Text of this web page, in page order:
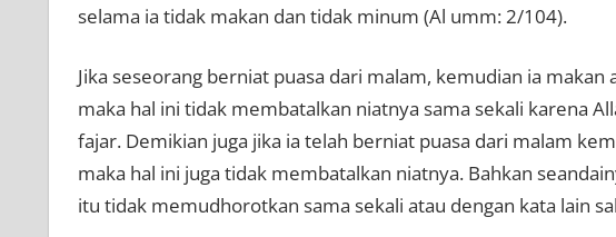
selama ia tidak makan dan tidak minum (Al umm: 2/104).
Jika seseorang berniat puasa dari malam, kemudian ia
maka hal ini tidak membatalkan niatnya sama sekali karena
fajar. Demikian juga jika ia telah berniat puasa dari malam
maka hal ini juga tidak membatalkan niatnya. Bahkan
itu tidak memudhorotkan sama sekali atau dengan kata lain